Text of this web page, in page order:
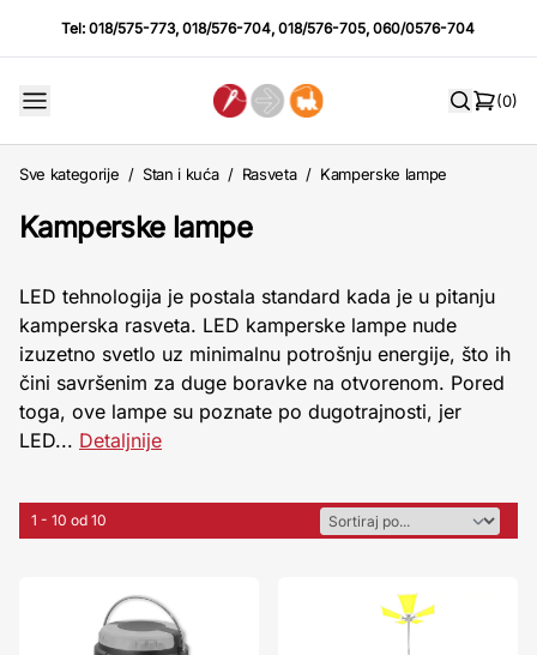
Tel:018/575-773,018/576-704,018/576-705,060/0576-704
(0)
Sve kategorije / Stan i kuća / Rasveta / Kamperske lampe
Kamperske lampe
LED tehnologija je postala standard kada je u pitanju
kamperska rasveta. LED kamperske lampe nude
izuzetno svetlo uz minimalnu potrošnju energije, što ih
čini savršenim za duge boravke na otvorenom. Pored
toga, ove lampe su poznate po dugotrajnosti, jer
LED... Detaljnije
1 - 10 od 10